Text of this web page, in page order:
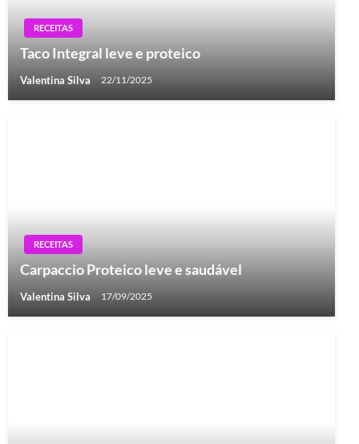
RECEITAS
Taco Integral leve e proteico
Valentina Silva 22/11/2025
RECEITAS
Carpaccio Proteico leve e saudável
Valentina Silva 17/09/2025